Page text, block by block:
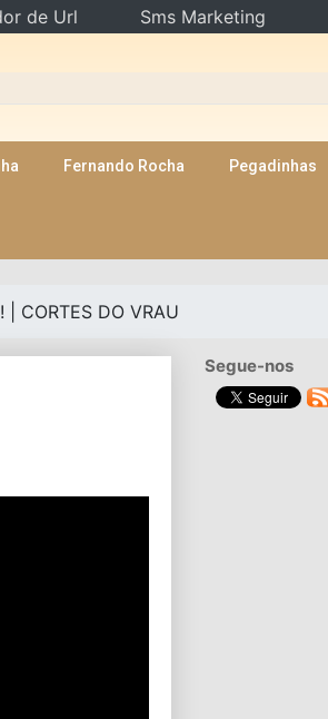
Fernando Rocha Pegadinhas
| CORTES DO VRAU
Segue-nos
de Url Sms Marketing